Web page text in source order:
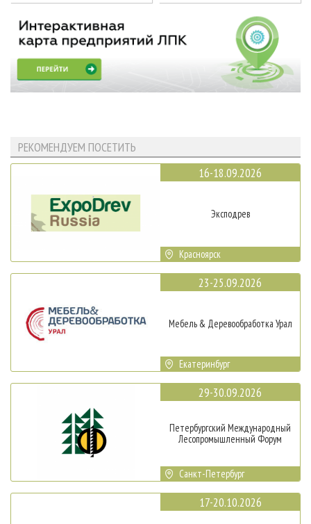
РЕКОМЕНДУЕМ ПОСЕТИТЬ
16-18.09.2026
Эксподрев
Красноярск
23-25.09.2026
Мебель & Деревообработка Урал
Екатеринбург
29-30.09.2026
Петербургский Международный
Лесопромышленный Форум
Санкт-Петербург
17-20.10.2026